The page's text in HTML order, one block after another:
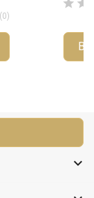
(0)
 
В
